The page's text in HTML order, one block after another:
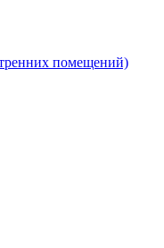
помещений)